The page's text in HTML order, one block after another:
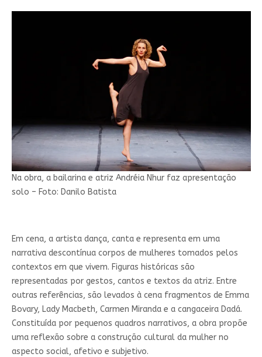
Na obra, a bailarina e atriz Andréia Nhur faz apresentação
solo – Foto: Danilo Batista
Em cena, a artista dança, canta e representa em uma
narrativa descontínua corpos de mulheres tomados pelos
contextos em que vivem. Figuras históricas são
representadas por gestos, cantos e textos da atriz. Entre
outras referências, são levados à cena fragmentos de Emma
Bovary, Lady Macbeth, Carmen Miranda e a cangaceira Dadá.
Constituída por pequenos quadros narrativos, a obra propõe
uma reflexão sobre a construção cultural da mulher no
aspecto social, afetivo e subjetivo.